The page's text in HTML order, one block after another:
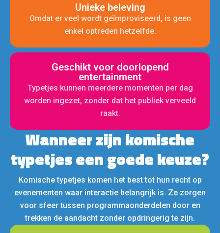
Unieke beleving
Omdat er veel wordt geïmproviseerd, is geen
enkel optreden hetzelfde.
Geschikt voor doorlopend
entertainment
Typetjes kunnen meerdere momenten per dag
worden ingezet, zonder dat het publiek verveeld
raakt.
Wanneer zijn komische
typetjes een goede keuze?
Komische typetjes komen het best tot hun recht op
evenementen waar interactie belangrijk is. Ze zorgen
voor sfeer tussen programmaonderdelen door en
trekken de aandacht zonder opdringerig te zijn.